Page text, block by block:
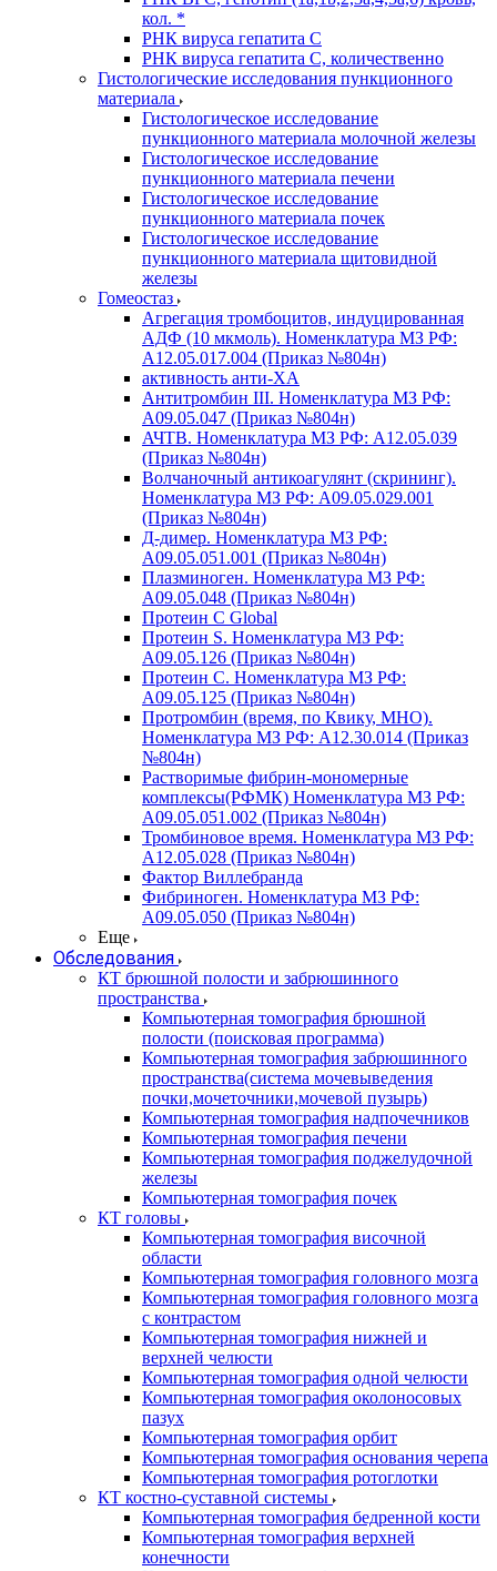
кол. *
РНК вируса гепатита C
РНК вируса гепатита C, количественно
Гистологические исследования пункционного
материала
Гистологическое исследование
пункционного материала молочной железы
Гистологическое исследование
пункционного материала печени
Гистологическое исследование
пункционного материала почек
Гистологическое исследование
пункционного материала щитовидной
железы
Гомеостаз
Агрегация тромбоцитов, индуцированная
АДФ (10 мкмоль). Номенклатура МЗ РФ:
A12.05.017.004 (Приказ №804н)
активность анти-ХА
Антитромбин III. Номенклатура МЗ РФ:
A09.05.047 (Приказ №804н)
АЧТВ. Номенклатура МЗ РФ: A12.05.039
(Приказ №804н)
Волчаночный антикоагулянт (скрининг).
Номенклатура МЗ РФ: A09.05.029.001
(Приказ №804н)
Д-димер. Номенклатура МЗ РФ:
A09.05.051.001 (Приказ №804н)
Плазминоген. Номенклатура МЗ РФ:
A09.05.048 (Приказ №804н)
Протеин C Global
Протеин S. Номенклатура МЗ РФ:
A09.05.126 (Приказ №804н)
Протеин С. Номенклатура МЗ РФ:
A09.05.125 (Приказ №804н)
Протромбин (время, по Квику, МНО).
Номенклатура МЗ РФ: A12.30.014 (Приказ
№804н)
Растворимые фибрин-мономерные
комплексы(РФМК) Номенклатура МЗ РФ:
A09.05.051.002 (Приказ №804н)
Тромбиновое время. Номенклатура МЗ РФ:
A12.05.028 (Приказ №804н)
Фактор Виллебранда
Фибриноген. Номенклатура МЗ РФ:
A09.05.050 (Приказ №804н)
Еще
Обследования
КТ брюшной полости и забрюшинного
пространства
Компьютерная томография брюшной
полости (поисковая программа)
Компьютерная томография забрюшинного
пространства(система мочевыведения
почки,мочеточники,мочевой пузырь)
Компьютерная томография надпочечников
Компьютерная томография печени
Компьютерная томография поджелудочной
железы
Компьютерная томография почек
КТ головы
Компьютерная томография височной
области
Компьютерная томография головного мозга
Компьютерная томография головного мозга
с контрастом
Компьютерная томография нижней и
верхней челюсти
Компьютерная томография одной челюсти
Компьютерная томография околоносовых
пазух
Компьютерная томография орбит
Компьютерная томография основания черепа
Компьютерная томография ротоглотки
КТ костно-суставной системы
Компьютерная томография бедренной кости
Компьютерная томография верхней
конечности